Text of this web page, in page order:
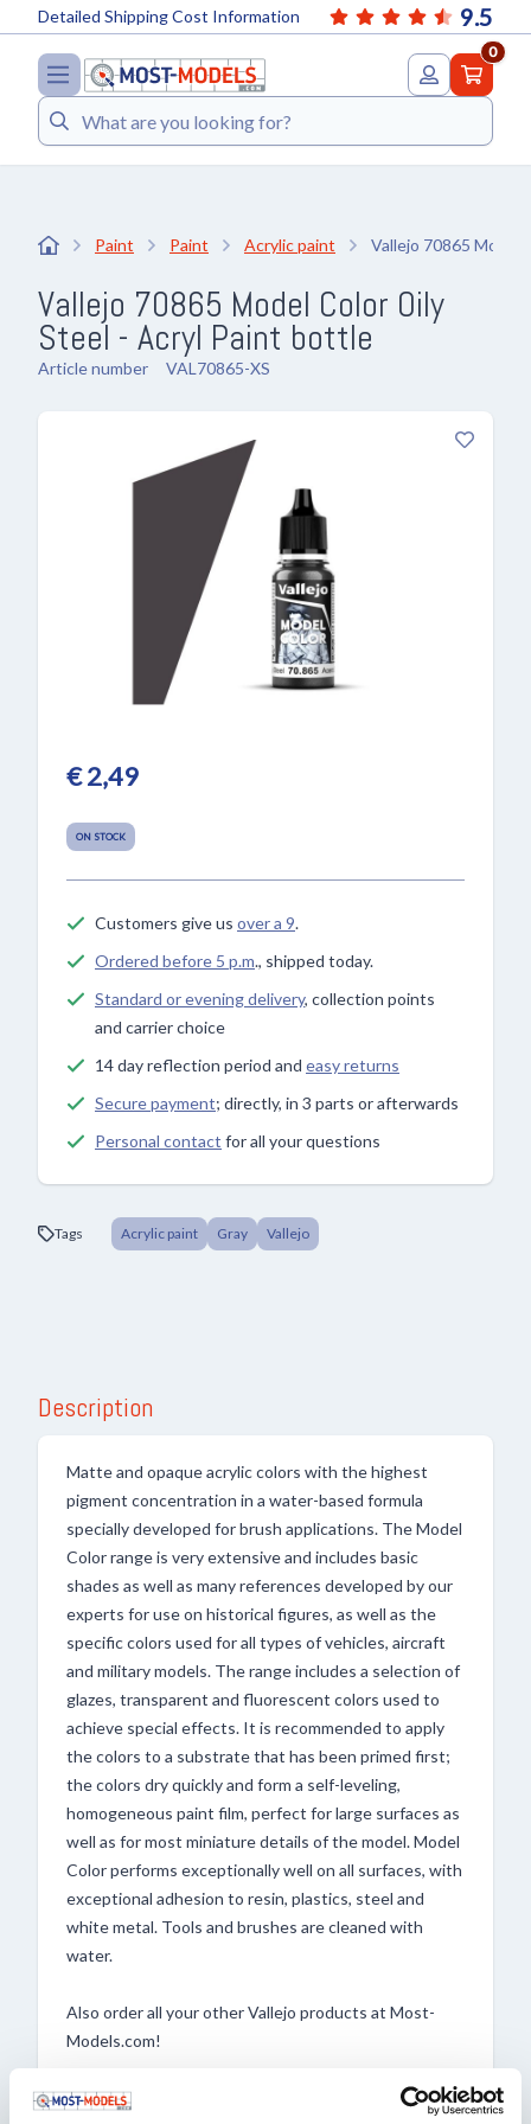
9.5
Detailed Shipping Cost Information
0
Search
Paint Paint Acrylic paint Vallejo 70865 Model
Vallejo 70865 Model Color Oily
Steel - Acryl Paint bottle
Article number VAL70865-XS
€ 2,49
ON STOCK
Customers give us over a 9.
Ordered before 5 p.m., shipped today.
Standard or evening delivery, collection points
and carrier choice
14 day reflection period and easy returns
Secure payment; directly, in 3 parts or afterwards
Personal contact for all your questions
Tags Acrylic paint Gray Vallejo
Description
Matte and opaque acrylic colors with the highest
pigment concentration in a water-based formula
specially developed for brush applications. The Model
Color range is very extensive and includes basic
shades as well as many references developed by our
experts for use on historical figures, as well as the
specific colors used for all types of vehicles, aircraft
and military models. The range includes a selection of
glazes, transparent and fluorescent colors used to
achieve special effects. It is recommended to apply
the colors to a substrate that has been primed first;
the colors dry quickly and form a self-leveling,
homogeneous paint film, perfect for large surfaces as
well as for most miniature details of the model. Model
Color performs exceptionally well on all surfaces, with
exceptional adhesion to resin, plastics, steel and
white metal. Tools and brushes are cleaned with
water.
Also order all your other Vallejo products at Most-
Models.com!